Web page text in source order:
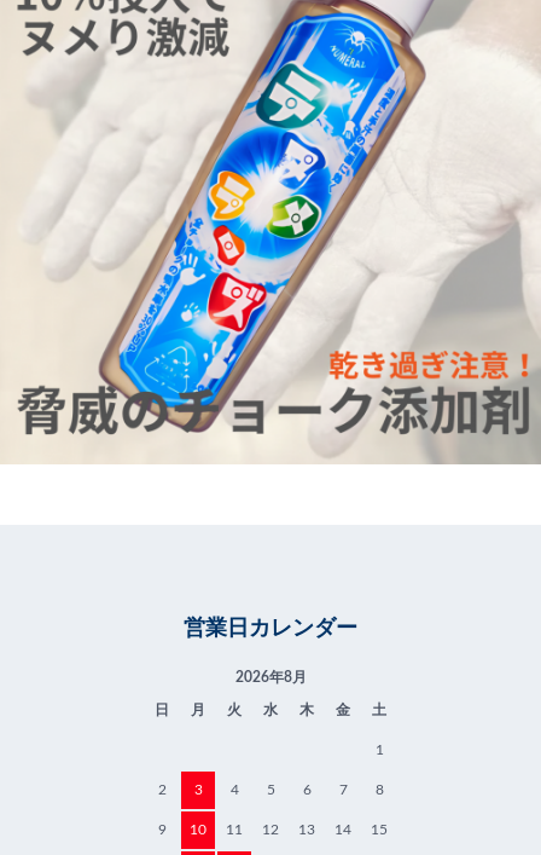
営業日カレンダー
2026年8月
日 月 火 水 木 金 土
1
2 3 4 5 6 7 8
9 10 11 12 13 14 15